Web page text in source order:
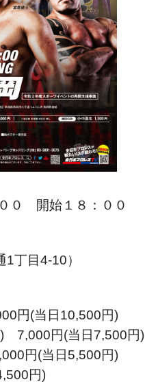
０ 開始１８：００
丁目4-10）
円(当日10,500円)
) 7,000円(当日7,500円)
円(当日5,500円)
円)